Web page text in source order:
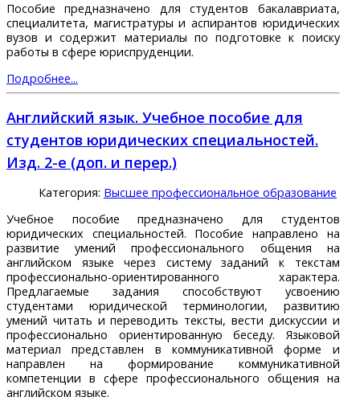
Пособие предназначено для студентов бакалавриата,
специалитета, магистратуры и аспирантов юридических
вузов и содержит материалы по подготовке к поиску
работы в сфере юриспруденции.
Подробнее...
Английский язык. Учебное пособие для
студентов юридических специальностей.
Изд. 2-е (доп. и перер.)
Категория: Высшее профессиональное образование
Учебное пособие предназначено для студентов
юридических специальностей. Пособие направлено на
развитие умений профессионального общения на
английском языке через систему заданий к текстам
профессионально-ориентированного характера.
Предлагаемые задания способствуют усвоению
студентами юридической терминологии, развитию
умений читать и переводить тексты, вести дискуссии и
профессионально ориентированную беседу. Языковой
материал представлен в коммуникативной форме и
направлен на формирование коммуникативной
компетенции в сфере профессионального общения на
английском языке.